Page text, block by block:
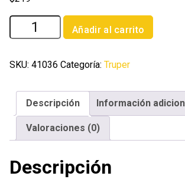
Bolsa
con
escuadras
4'
4'
Fiero
Añadir al carrito
SKU: 41036 Categoría: Truper
Descripción Información
Valoraciones (0)
Descripción